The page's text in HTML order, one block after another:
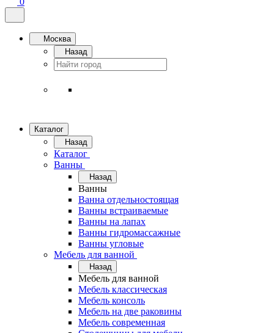
Москва
Назад
Каталог
Назад
Каталог
Ванны
Назад
Ванны
Ванна отдельностоящая
Ванны встраиваемые
Ванны на лапах
Ванны гидромассажные
Ванны угловые
Мебель для ванной
Назад
Мебель для ванной
Мебель классическая
Мебель консоль
Мебель на две раковины
Мебель современная